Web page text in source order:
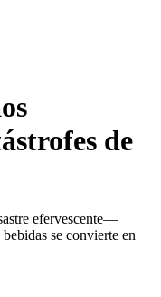
de
efervescente—
se convierte en